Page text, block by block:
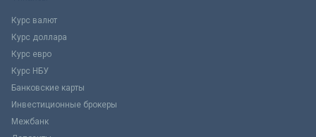
Курс валют
Курс доллара
Курс евро
Курс НБУ
Банковские карты
Инвестиционные брокеры
Межбанк